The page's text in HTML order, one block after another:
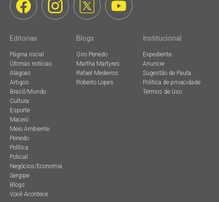
Editorias
Página inicial
Últimas notícias
Alagoas
Artigos
Brasil/Mundo
Cultura
Esporte
Maceió
Meio Ambiente
Penedo
Política
Policial
Negócios/Economia
Sergipe
Blogs
Você Acontece
Blogs
Giro Penedo
Martha Martyres
Rafael Medeiros
Roberto Lopes
Institucional
Expediente
Anuncie
Sugestão de Pauta
Política de privacidade
Termos de Uso